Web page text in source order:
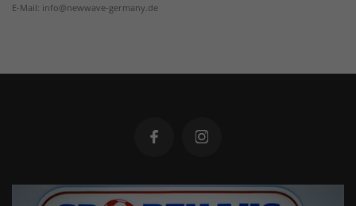
E-Mail: info@newwave-germany.de